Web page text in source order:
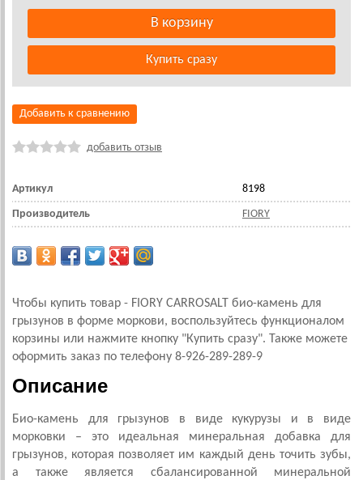
Добавить к сравнению
добавить отзыв
Артикул 8198
Производитель FIORY
Чтобы купить товар - FIORY CARROSALT био-камень для
грызунов в форме моркови, воспользуйтесь функционалом
корзины или нажмите кнопку "Купить сразу". Также можете
оформить заказ по телефону 8-926-289-289-9
Описание
Био-камень для грызунов в виде кукурузы и в виде
морковки – это идеальная минеральная добавка для
грызунов, которая позволяет им каждый день точить зубы,
а также является сбалансированной минеральной